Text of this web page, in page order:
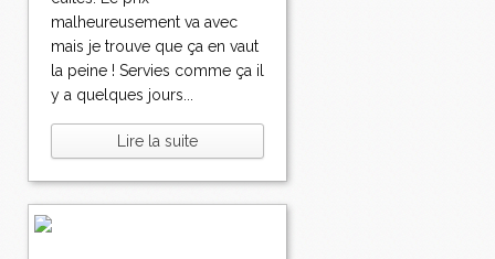
malheureusement va avec
mais je trouve que ça en vaut
la peine ! Servies comme ça il
y a quelques jours...
Lire la suite